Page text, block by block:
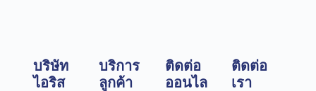
บริษัท
ไอริส
บริการ
ลูกค้า
ติดต่อ
ออนไล
ติดต่อ
เรา